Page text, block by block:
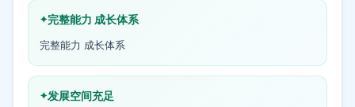
完整能力 成长体系
完整能力 成长体系
发展空间充足